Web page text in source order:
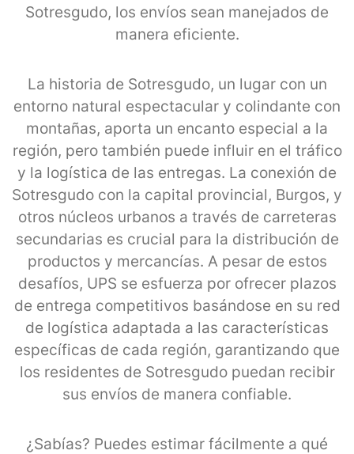
Sotresgudo, los envíos sean manejados de
manera eficiente.
La historia de Sotresgudo, un lugar con un
entorno natural espectacular y colindante con
montañas, aporta un encanto especial a la
región, pero también puede influir en el tráfico
y la logística de las entregas. La conexión de
Sotresgudo con la capital provincial, Burgos, y
otros núcleos urbanos a través de carreteras
secundarias es crucial para la distribución de
productos y mercancías. A pesar de estos
desafíos, UPS se esfuerza por ofrecer plazos
de entrega competitivos basándose en su red
de logística adaptada a las características
específicas de cada región, garantizando que
los residentes de Sotresgudo puedan recibir
sus envíos de manera confiable.
¿Sabías? Puedes estimar fácilmente a qué